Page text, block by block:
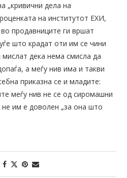
„кривични дела на
на институтот ЕХИ,
продавниците ги вршат
што крадат оти им се чини
мислат дека нема смисла да
а меѓу нив има и такви
приказна се и младите:
меѓу нив не се од сиромашни
не им е доволен „за она што